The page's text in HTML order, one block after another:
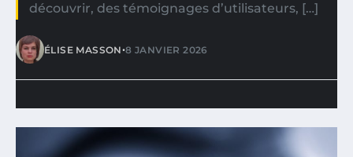
découvrir, des témoignages d’utilisateurs, […]
ÉLISE MASSON•8 JANVIER 2026